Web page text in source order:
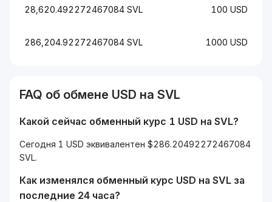
28,620.492272467084 SVL 100 USD
286,204.92272467084 SVL 1000 USD
FAQ об обмене USD на SVL
Какой сейчас обменный курс 1 USD на SVL?
Сегодня 1 USD эквивалентен $286.20492272467084
SVL.
Как изменялся обменный курс USD на SVL за
последние 24 часа?